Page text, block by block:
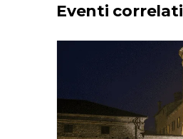
Eventi correlati